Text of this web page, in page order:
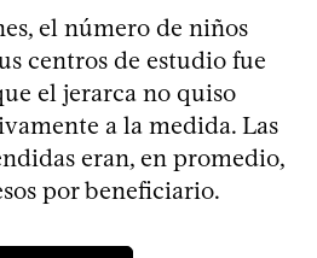
el número de niños
centros de estudio fue
el jerarca no quiso
a la medida. Las
eran, en promedio,
por beneficiario.